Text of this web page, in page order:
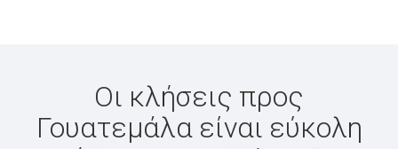
Οι κλήσεις προς
Γουατεμάλα είναι εύκολη